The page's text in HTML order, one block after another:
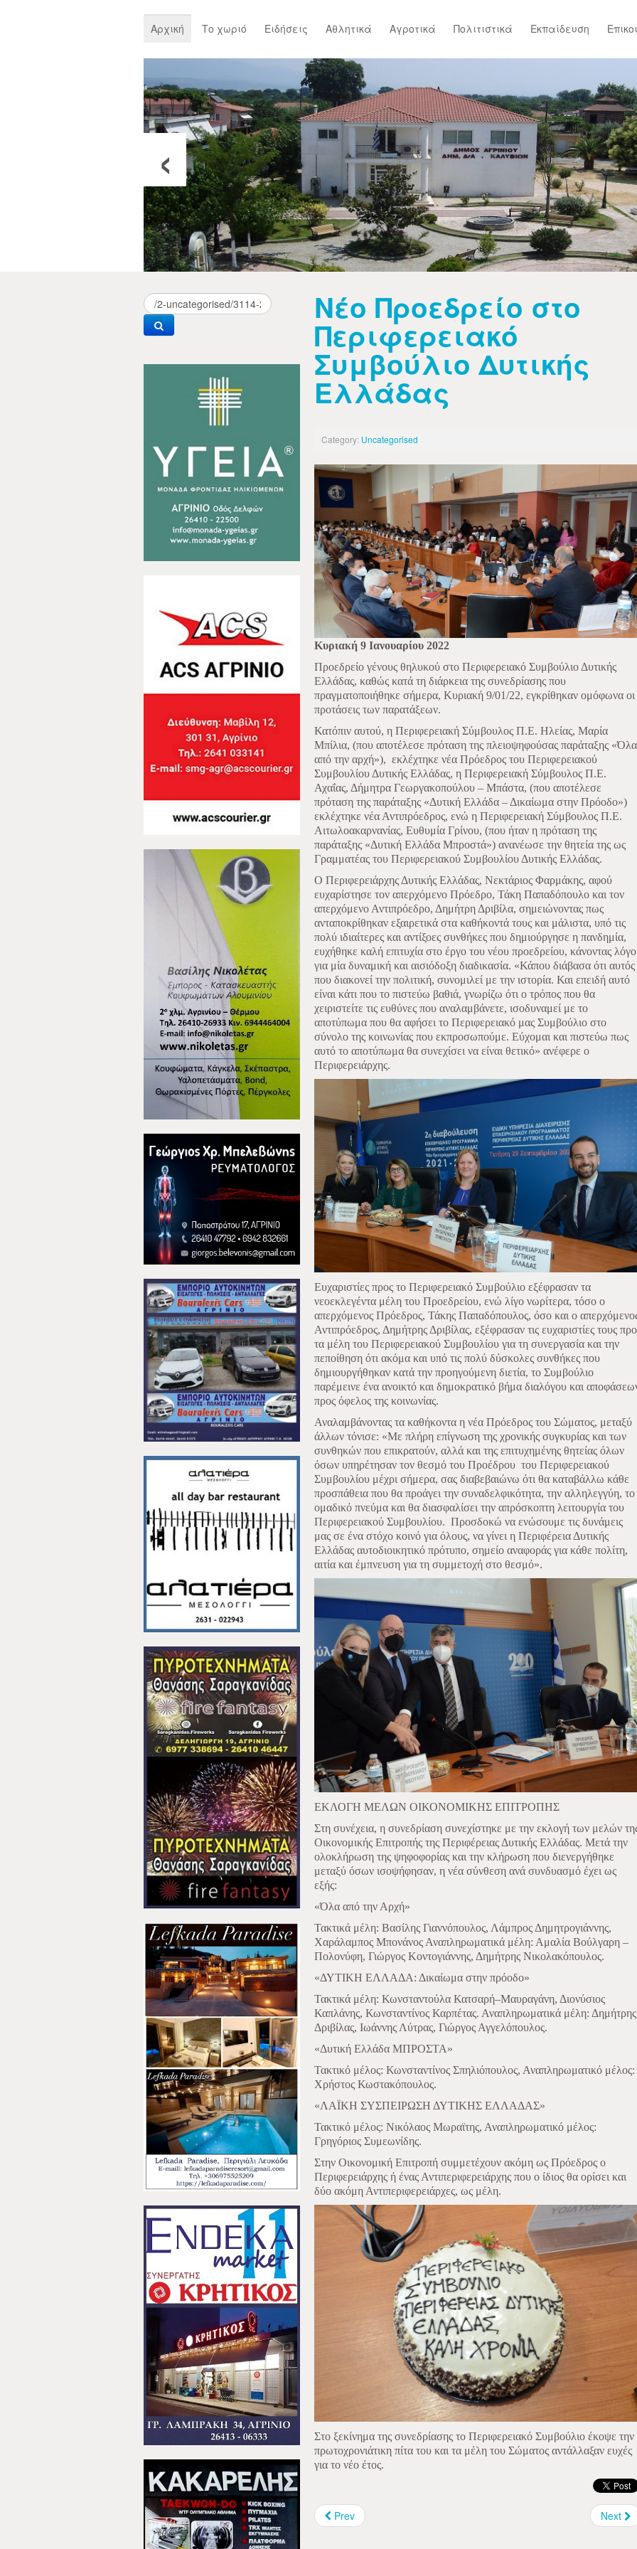
Αρχική Το χωριό Ειδήσεις Αθλητικά Αγροτικά Πολιτιστικά Εκπαίδευση
‹
Νέο Προεδρείο στο
Περιφερειακό
Συμβούλιο Δυτικής
Ελλάδας
Category: Uncategorised
Κυριακή 9 Ιανουαρίου 2022
Προεδρείο γένους θηλυκού στο Περιφερειακό Συμβούλιο Δυτικής
Ελλάδας, καθώς κατά τη διάρκεια της συνεδρίασης που
πραγματοποιήθηκε σήμερα, Κυριακή 9/01/22, εγκρίθηκαν ομόφωνα οι
προτάσεις των παρατάξεων.
Κατόπιν αυτού, η Περιφερειακή Σύμβουλος Π.Ε. Ηλείας, Μαρία
Μπίλια, (που αποτέλεσε πρόταση της πλειοψηφούσας παράταξης «Όλα
από την αρχή»), εκλέχτηκε νέα Πρόεδρος του Περιφερειακού
Συμβουλίου Δυτικής Ελλάδας, η Περιφερειακή Σύμβουλος Π.Ε.
Αχαΐας, Δήμητρα Γεωργακοπούλου – Μπάστα, (που αποτέλεσε
πρόταση της παράταξης «Δυτική Ελλάδα – Δικαίωμα στην Πρόοδο»)
εκλέχτηκε νέα Αντιπρόεδρος, ενώ η Περιφερειακή Σύμβουλος Π.Ε.
Αιτωλοακαρνανίας, Ευθυμία Γρίνου, (που ήταν η πρόταση της
παράταξης «Δυτική Ελλάδα Μπροστά») ανανέωσε την θητεία της ως
Γραμματέας του Περιφερειακού Συμβουλίου Δυτικής Ελλάδας.
Ο Περιφερειάρχης Δυτικής Ελλάδας, Νεκτάριος Φαρμάκης, αφού
ευχαρίστησε τον απερχόμενο Πρόεδρο, Τάκη Παπαδόπουλο και τον
απερχόμενο Αντιπρόεδρο, Δημήτρη Δριβίλα, σημειώνοντας πως
ανταποκρίθηκαν εξαιρετικά στα καθήκοντά τους και μάλιστα, υπό τις
πολύ ιδιαίτερες και αντίξοες συνθήκες που δημιούργησε η πανδημία,
ευχήθηκε καλή επιτυχία στο έργο του νέου προεδρείου, κάνοντας λόγο
για μία δυναμική και αισιόδοξη διαδικασία. «Κάπου διάβασα ότι αυτός
που διακονεί την πολιτική, συνομιλεί με την ιστορία. Και επειδή αυτό
είναι κάτι που το πιστεύω βαθιά, γνωρίζω ότι ο τρόπος που θα
χειριστείτε τις ευθύνες που αναλαμβάνετε, ισοδυναμεί με το
αποτύπωμα που θα αφήσει το Περιφερειακό μας Συμβούλιο στο
σύνολο της κοινωνίας που εκπροσωπούμε. Εύχομαι και πιστεύω πως
αυτό το αποτύπωμα θα συνεχίσει να είναι θετικό» ανέφερε ο
Περιφερειάρχης.
Ευχαριστίες προς το Περιφερειακό Συμβούλιο εξέφρασαν τα
νεοεκλεγέντα μέλη του Προεδρείου, ενώ λίγο νωρίτερα, τόσο ο
απερχόμενος Πρόεδρος, Τάκης Παπαδόπουλος, όσο και ο
Αντιπρόεδρος, Δημήτρης Δριβίλας, εξέφρασαν τις ευχαριστίες τους
τα μέλη του Περιφερειακού Συμβουλίου για τη συνεργασία και την
πεποίθηση ότι ακόμα και υπό τις πολύ δύσκολες συνθήκες που
δημιουργήθηκαν κατά την προηγούμενη διετία, το Συμβούλιο
παρέμεινε ένα ανοικτό και δημοκρατικό βήμα διαλόγου και
προς όφελος της κοινωνίας.
Αναλαμβάνοντας τα καθήκοντα η νέα Πρόεδρος του Σώματος, μεταξύ
άλλων τόνισε: «Με πλήρη επίγνωση της χρονικής συγκυρίας και των
συνθηκών που επικρατούν, αλλά και της επιτυχημένης θητείας όλων
όσων υπηρέτησαν τον θεσμό του Προέδρου του Περιφερειακού
Συμβουλίου μέχρι σήμερα, σας διαβεβαιώνω ότι θα καταβάλλω κάθε
προσπάθεια που θα προάγει την συναδελφικότητα, την αλληλεγγύη, το
ομαδικό πνεύμα και θα διασφαλίσει την απρόσκοπτη λειτουργία του
Περιφερειακού Συμβουλίου. Προσδοκώ να ενώσουμε τις δυνάμεις
μας σε ένα στόχο κοινό για όλους, να γίνει η Περιφέρεια Δυτικής
Ελλάδας αυτοδιοικητικό πρότυπο, σημείο αναφοράς για κάθε πολίτη,
αιτία και έμπνευση για τη συμμετοχή στο θεσμό».
ΕΚΛΟΓΗ ΜΕΛΩΝ ΟΙΚΟΝΟΜΙΚΗΣ ΕΠΙΤΡΟΠΗΣ
Στη συνέχεια, η συνεδρίαση συνεχίστηκε με την εκλογή των μελών
Οικονομικής Επιτροπής της Περιφέρειας Δυτικής Ελλάδας. Μετά την
ολοκλήρωση της ψηφοφορίας και την κλήρωση που διενεργήθηκε
μεταξύ όσων ισοψήφησαν, η νέα σύνθεση ανά συνδυασμό έχει ως
εξής:
«Όλα από την Αρχή»
Τακτικά μέλη: Βασίλης Γιαννόπουλος, Λάμπρος Δημητρογιάννης,
Χαράλαμπος Μπονάνος Αναπληρωματικά μέλη: Αμαλία Βούλγαρη –
Πολονύφη, Γιώργος Κοντογιάννης, Δημήτρης Νικολακόπουλος.
«ΔΥΤΙΚΗ ΕΛΛΑΔΑ: Δικαίωμα στην πρόοδο»
Τακτικά μέλη: Κωνσταντούλα Κατσαρή–Μαυραγάνη, Διονύσιος
Καπλάνης, Κωνσταντίνος Καρπέτας. Αναπληρωματικά μέλη: Δημήτρης
Δριβίλας, Ιωάννης Λύτρας, Γιώργος Αγγελόπουλος.
«Δυτική Ελλάδα ΜΠΡΟΣΤΑ»
Τακτικό μέλος: Κωνσταντίνος Σπηλιόπουλος, Αναπληρωματικό μέλος:
Χρήστος Κωστακόπουλος.
«ΛΑΪΚΗ ΣΥΣΠΕΙΡΩΣΗ ΔΥΤΙΚΗΣ ΕΛΛΑΔΑΣ»
Τακτικό μέλος: Νικόλαος Μωραϊτης, Αναπληρωματικό μέλος:
Γρηγόριος Συμεωνίδης.
Στην Οικονομική Επιτροπή συμμετέχουν ακόμη ως Πρόεδρος ο
Περιφερειάρχης ή ένας Αντιπεριφερειάρχης που ο ίδιος θα ορίσει και
δύο ακόμη Αντιπεριφερειάρχες, ως μέλη.
Στο ξεκίνημα της συνεδρίασης το Περιφερειακό Συμβούλιο έκοψε την
πρωτοχρονιάτικη πίτα του και τα μέλη του Σώματος αντάλλαξαν ευχές
για το νέο έτος.
Prev Next